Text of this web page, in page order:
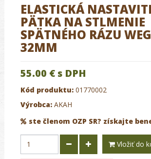
ELASTICKÁ
PÄTKA NA STLMENIE
SPÄTNÉHO RÁZU
32MM
55.00 € s DPH
Kód produktu: 01770002
Výrobca: AKAH
ste členom OZP SR? získajte
Vložiť do